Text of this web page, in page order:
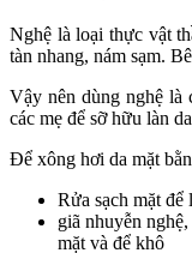
Nghệ là loại thực vật
tàn nhang, nám sạm.
Vậy nên dùng nghệ là
các mẹ để sỡ hữu làn
Để xông hơi da mặt
Rửa sạch mặt để
giã nhuyễn
mặt và để khô